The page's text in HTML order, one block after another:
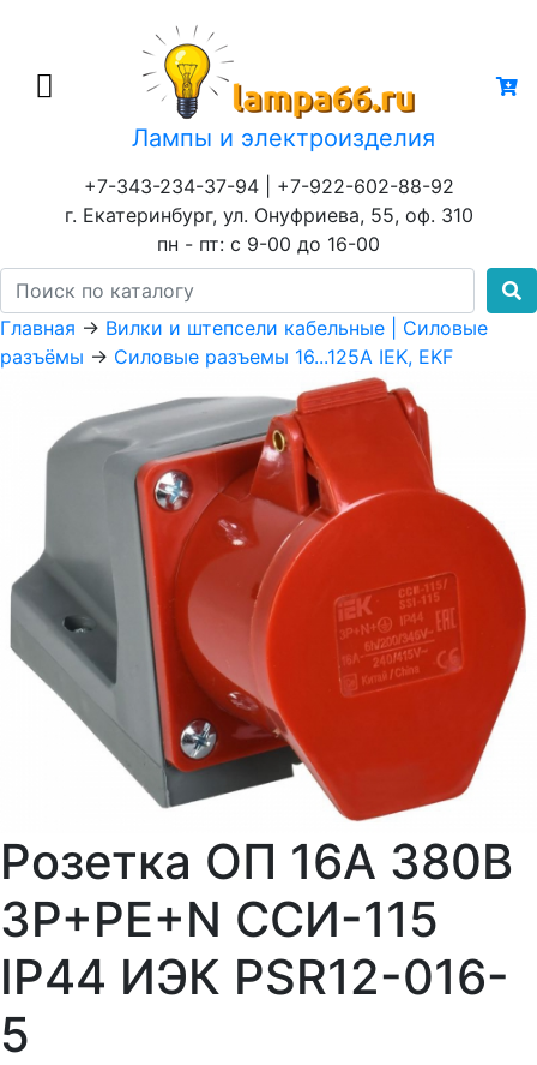
Лампы и электроизделия
+7-343-234-37-94 | +7-922-602-88-92
г. Екатеринбург, ул. Онуфриева, 55, оф. 310
пн - пт: с 9-00 до 16-00
Главная → Вилки и штепсели кабельные | Cиловые
разъёмы → Силовые разъемы 16...125А IEK, EKF
Розетка ОП 16А 380В
3P+PЕ+N ССИ-115
IP44 ИЭК PSR12-016-
5